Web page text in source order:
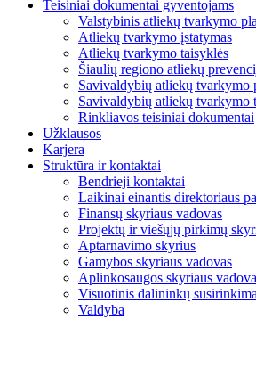
Teisiniai dokumentai gyventojams
Valstybinis atliekų tvarkymo
Atliekų tvarkymo įstatymas
Atliekų tvarkymo taisyklės
Šiaulių regiono atliekų
Savivaldybių atliekų tvarkymo
Savivaldybių atliekų tvarkymo
Rinkliavos teisiniai dokumentai
Užklausos
Karjera
Struktūra ir kontaktai
Bendrieji kontaktai
Laikinai einantis direktoriaus
Finansų skyriaus vadovas
Projektų ir viešųjų pirkimų
Aptarnavimo skyrius
Gamybos skyriaus vadovas
Aplinkosaugos skyriaus
Visuotinis dalininkų
Valdyba